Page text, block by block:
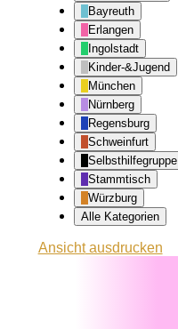
Bayreuth
Erlangen
Ingolstadt
Kinder-&Jugend
München
Nürnberg
Regensburg
Schweinfurt
Selbsthilfegruppe
Stammtisch
Würzburg
Alle Kategorien
Ansichtausdrucken